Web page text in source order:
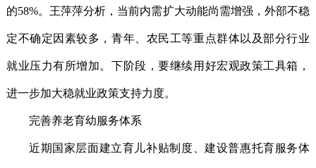
的58%。王萍萍分析，当前内需扩大动能尚需增强，外部不稳
定不确定因素较多，青年、农民工等重点群体以及部分行业
就业压力有所增加。下阶段，要继续用好宏观政策工具箱，
进一步加大稳就业政策支持力度。
完善养老育幼服务体系
近期国家层面建立育儿补贴制度、建设普惠托育服务体